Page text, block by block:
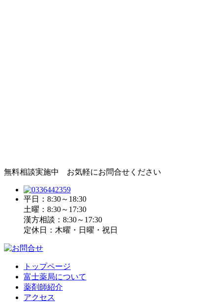
無料相談実施中 お気軽にお問合せください
平日：8:30～18:30
土曜：8:30～17:30
漢方相談：8:30～17:30
定休日：木曜・日曜・祝日
トップページ
富士薬局について
薬剤師紹介
アクセス